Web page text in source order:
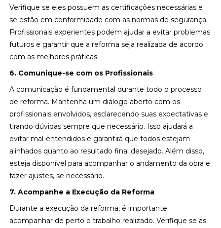
Verifique se eles possuem as certificações necessárias e
se estão em conformidade com as normas de segurança.
Profissionais experientes podem ajudar a evitar problemas
futuros e garantir que a reforma seja realizada de acordo
com as melhores práticas.
6. Comunique-se com os Profissionais
A comunicação é fundamental durante todo o processo
de reforma. Mantenha um diálogo aberto com os
profissionais envolvidos, esclarecendo suas expectativas e
tirando dúvidas sempre que necessário. Isso ajudará a
evitar mal-entendidos e garantirá que todos estejam
alinhados quanto ao resultado final desejado. Além disso,
esteja disponível para acompanhar o andamento da obra e
fazer ajustes, se necessário.
7. Acompanhe a Execução da Reforma
Durante a execução da reforma, é importante
acompanhar de perto o trabalho realizado. Verifique se as